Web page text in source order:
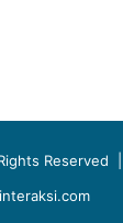
Reserved |